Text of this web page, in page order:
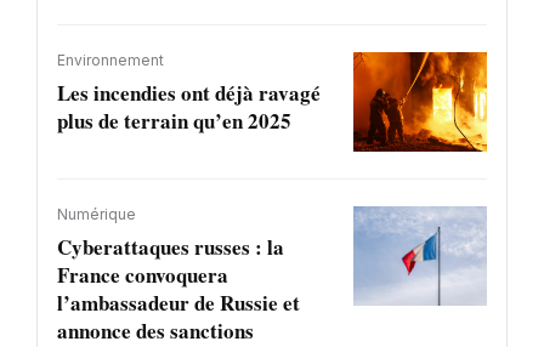
Environnement
Les incendies ont déjà ravagé
plus de terrain qu’en 2025
Numérique
Cyberattaques russes : la
France convoquera
l’ambassadeur de Russie et
annonce des sanctions